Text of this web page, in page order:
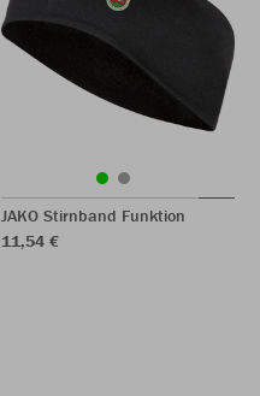
JAKO Stirnband Funktion
11,54 €